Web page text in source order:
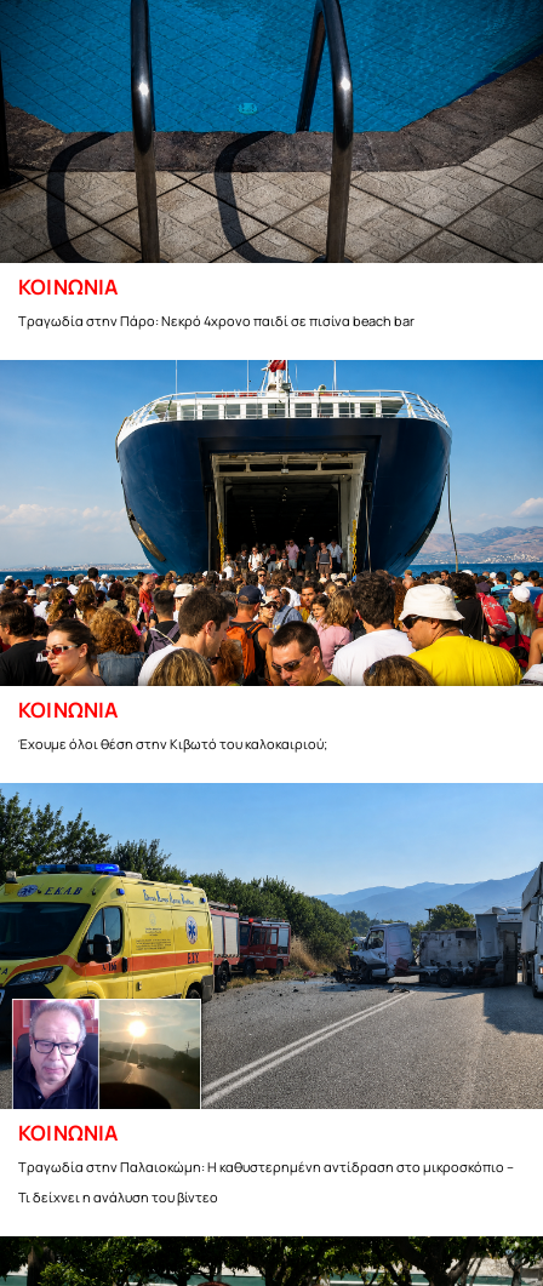
ΚΟΙΝΩΝΙΑ
Τραγωδία στην Πάρο: Νεκρό 4χρονο παιδί σε πισίνα beach bar
ΚΟΙΝΩΝΙΑ
Έχουμε όλοι θέση στην Κιβωτό του καλοκαιριού;
ΚΟΙΝΩΝΙΑ
Τραγωδία στην Παλαιοκώμη: Η καθυστερημένη αντίδραση στο μικροσκόπιο –
Τι δείχνει η ανάλυση του βίντεο